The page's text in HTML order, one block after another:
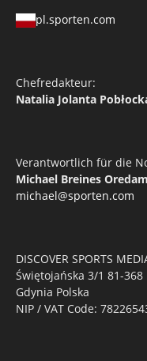
pl.sporten.com
Chefredakteur:
Natalia Jolanta
Verantwortlich für die
Michael Breines Oredam
michael@sporten.com
DISCOVER SPORTS
Świętojańska 3/1 81-368
Gdynia Polska
NIP / VAT Code: